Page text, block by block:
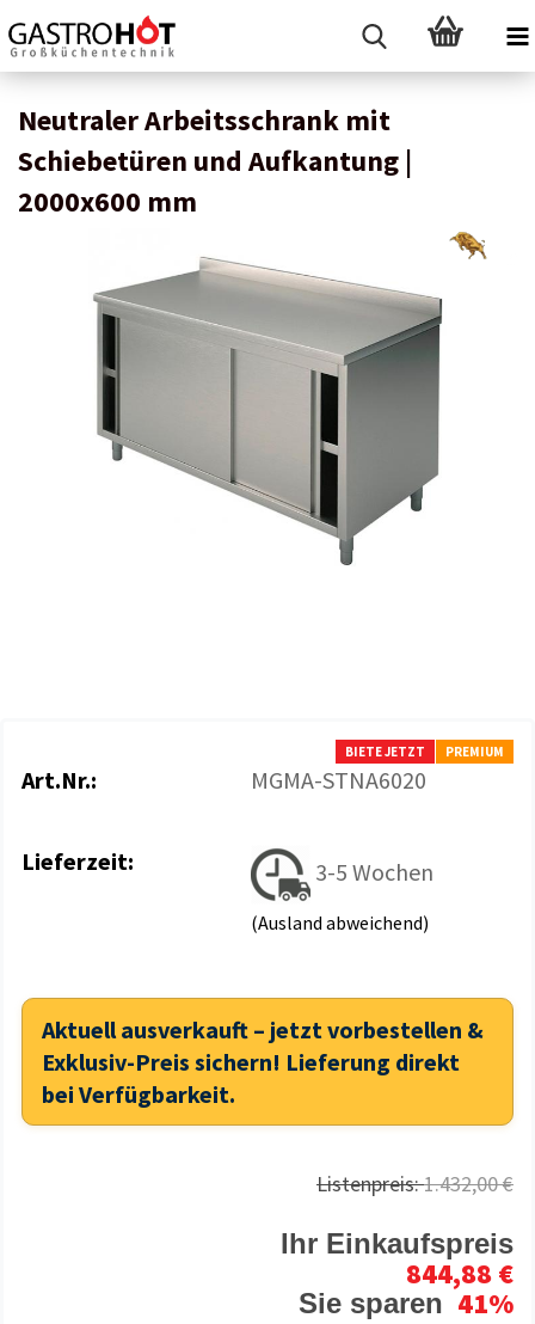
Neutraler Arbeitsschrank mit
Schiebetüren und Aufkantung |
2000x600 mm
BIETE JETZT PREMIUM
Art.Nr.: MGMA-STNA6020
Lieferzeit: 3-5 Wochen
(Ausland abweichend)
Aktuell ausverkauft – jetzt vorbestellen &
Exklusiv-Preis sichern! Lieferung direkt
bei Verfügbarkeit.
Listenpreis:1.432,00 €
Ihr Einkaufspreis
844,88 €
Sie sparen 41%